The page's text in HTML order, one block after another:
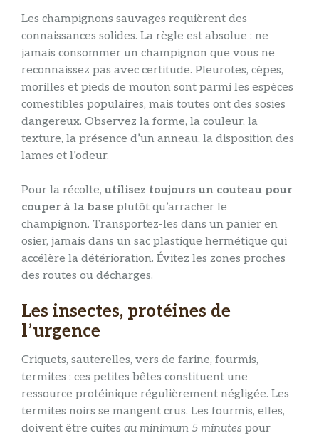
Les champignons sauvages requièrent des
connaissances solides. La règle est absolue : ne
jamais consommer un champignon que vous ne
reconnaissez pas avec certitude. Pleurotes, cèpes,
morilles et pieds de mouton sont parmi les espèces
comestibles populaires, mais toutes ont des sosies
dangereux. Observez la forme, la couleur, la
texture, la présence d’un anneau, la disposition des
lames et l’odeur.
Pour la récolte,utilisez toujours un couteau pour
couper à la base plutôt qu’arracher le
champignon. Transportez-les dans un panier en
osier, jamais dans un sac plastique hermétique qui
accélère la détérioration. Évitez les zones proches
des routes ou décharges.
Les insectes, protéines de
l’urgence
Criquets, sauterelles, vers de farine, fourmis,
termites : ces petites bêtes constituent une
ressource protéinique régulièrement négligée. Les
termites noirs se mangent crus. Les fourmis, elles,
doivent être cuites au minimum 5 minutes pour